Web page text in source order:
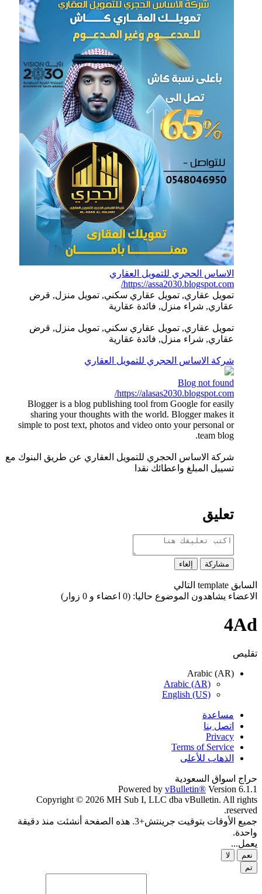
الاساس الحجري للتمويل العقاري
https://assa2030.blogspot.com/
تمويل عقاري, تمويل عقاري سكني, تمويل منزل, قرض
عقاري, شراء منزل, فائدة عقارية
تمويل عقاري, تمويل عقاري سكني, تمويل منزل, قرض
عقاري, شراء منزل, فائدة عقارية
شركة الاساس الحجري للتمويل العقاري
Blog not found
https://alasas2030.blogspot.com/
Blogger is a blog publishing tool from Google for easily
sharing your thoughts with the world. Blogger makes it
simple to post text, photos and video onto your personal or
team blog.
شركة الاساس الحجري للتمويل العقاري عن طريق البنوك مع
تسييل المبلغ واعطائك نقدا
تعليق
مشاركة إلغاء
السابق template التالي
الاعضاء يشاهدون الموضوع حاليا: (0 اعضاء و 0 زوار)
4Ad
تقليص
Arabic (AR)
Arabic (AR)
English (US)
مساعدة
اتصل بنا
Privacy
Terms of Service
الذهاب للأعلى
حراج اسواق السعودية
Powered by vBulletin® Version 6.1.1
Copyright © 2026 MH Sub I, LLC dba vBulletin. All rights
reserved.
جميع الأوقات بتوقيت جرينتش+3. هذه الصفحة أنشئت منذ دقيقة
واحدة.
يعمل...
نعم
لا
تم